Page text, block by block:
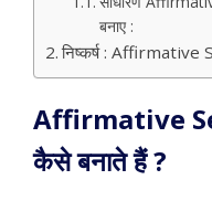
बनाए :
निष्कर्ष : Affirmative
Affirmative
कैसे बनाते हैं ?